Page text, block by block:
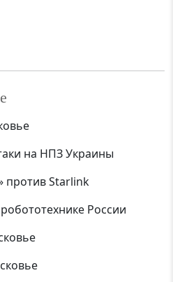
на НПЗ Украины
против Starlink
России